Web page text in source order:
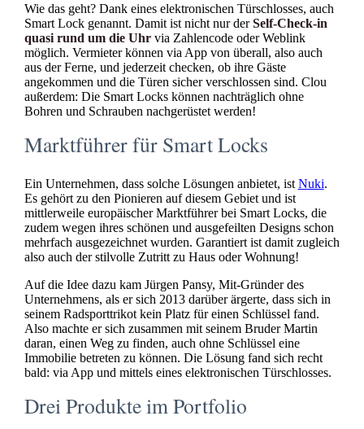
Wie das geht? Dank eines elektronischen Türschlosses, auch
Smart Lock genannt. Damit ist nicht nur derSelf-Check-in
quasi rund um die Uhrvia Zahlencode oder Weblink
möglich. Vermieter können via App von überall, also auch
aus der Ferne, und jederzeit checken, ob ihre Gäste
angekommen und die Türen sicher verschlossen sind. Clou
außerdem: Die Smart Locks können nachträglich ohne
Bohren und Schrauben nachgerüstet werden!
Marktführer für Smart Locks
Ein Unternehmen, dass solche Lösungen anbietet, ist Nuki.
Es gehört zu den Pionieren auf diesem Gebiet und ist
mittlerweile europäischer Marktführer bei Smart Locks, die
zudem wegen ihres schönen und ausgefeilten Designs schon
mehrfach ausgezeichnet wurden. Garantiert ist damit zugleich
also auch der stilvolle Zutritt zu Haus oder Wohnung!
Auf die Idee dazu kam Jürgen Pansy, Mit-Gründer des
Unternehmens, als er sich 2013 darüber ärgerte, dass sich in
seinem Radsporttrikot kein Platz für einen Schlüssel fand.
Also machte er sich zusammen mit seinem Bruder Martin
daran, einen Weg zu finden, auch ohne Schlüssel eine
Immobilie betreten zu können. Die Lösung fand sich recht
bald: via App und mittels eines elektronischen Türschlosses.
Drei Produkte im Portfolio